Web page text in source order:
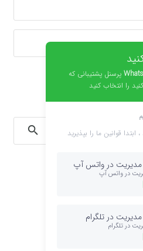
پرسنل پشتیبانی که
را انتخاب کنید
ابتدا قوانین ما را بپذیرید
مدیریت در واتس آپ
در واتس آپ
در تلگرام
در تلگرام